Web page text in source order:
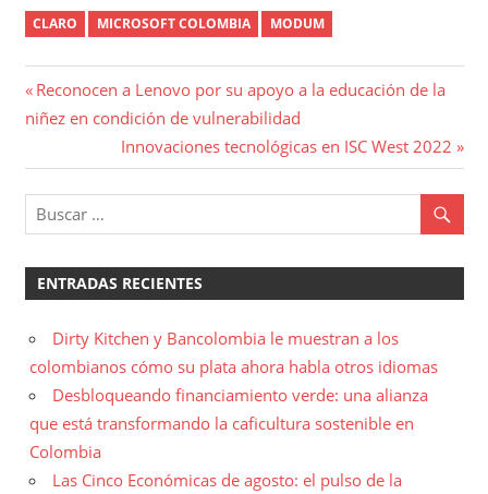
CLARO MICROSOFT COLOMBIA MODUM
Navegación
de
entradas
Entrada
anterior:
Reconocen a Lenovo por su apoyo a la educación de la
niñez en condición de vulnerabilidad
Entrada
siguiente:
Innovaciones tecnológicas en ISC West 2022
ENTRADAS RECIENTES
Dirty Kitchen y Bancolombia le muestran a los
colombianos cómo su plata ahora habla otros idiomas
Desbloqueando financiamiento verde: una alianza
que está transformando la caficultura sostenible en
Colombia
Las Cinco Económicas de agosto: el pulso de la